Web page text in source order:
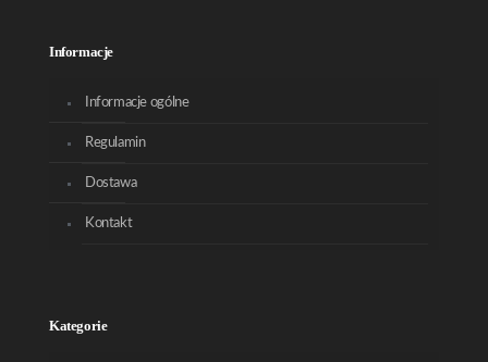
Informacje
Informacje ogólne
Regulamin
Dostawa
Kontakt
Kategorie